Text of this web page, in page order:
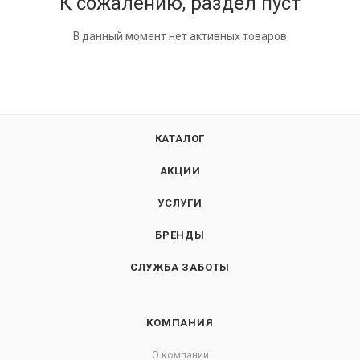
В данный момент нет активных товаров
КАТАЛОГ
АКЦИИ
УСЛУГИ
БРЕНДЫ
СЛУЖБА ЗАБОТЫ
КОМПАНИЯ
О компании